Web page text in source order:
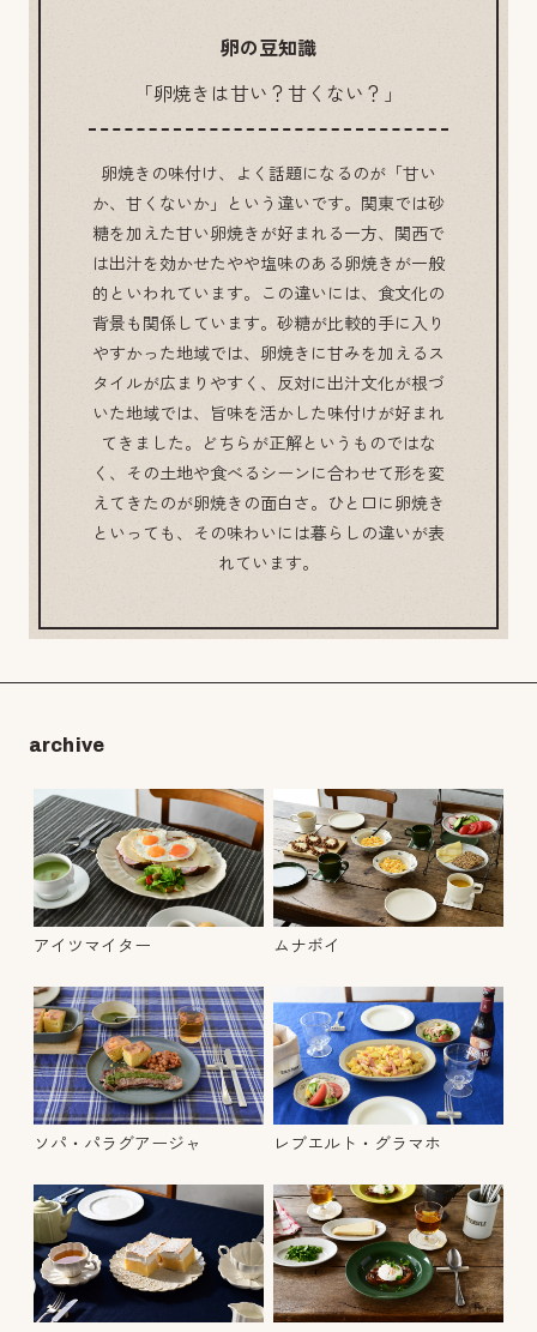
卵の豆知識
「卵焼きは甘い？甘くない？」
卵焼きの味付け、よく話題になるのが「甘い
か、甘くないか」という違いです。関東では砂
糖を加えた甘い卵焼きが好まれる一方、関西で
は出汁を効かせたやや塩味のある卵焼きが一般
的といわれています。この違いには、食文化の
背景も関係しています。砂糖が比較的手に入り
やすかった地域では、卵焼きに甘みを加えるス
タイルが広まりやすく、反対に出汁文化が根づ
いた地域では、旨味を活かした味付けが好まれ
てきました。どちらが正解というものではな
く、その土地や食べるシーンに合わせて形を変
えてきたのが卵焼きの面白さ。ひと口に卵焼き
といっても、その味わいには暮らしの違いが表
れています。
archive
アイツマイター ムナボイ
ソパ・パラグアージャ レブエルト・グラマホ